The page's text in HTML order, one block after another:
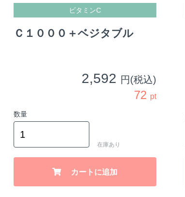
ビタミンC
Ｃ１０００＋ベジタブル
2,592 円(税込)
72 pt
数量
在庫あり
カートに追加